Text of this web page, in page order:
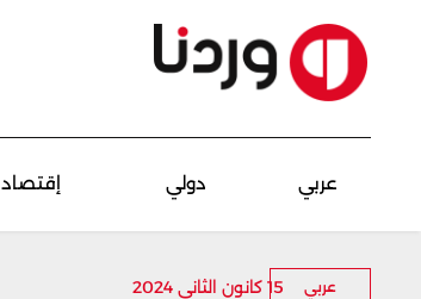
عربي دولي إقتصاد
عربي 15 كانون الثاني 2024